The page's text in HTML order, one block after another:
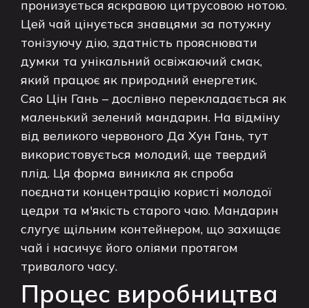
пронизується яскравою цитрусовою нотою.
Цей чай цінується знавцями за потужну
тонізуючу дію, здатність прояснювати
думки та унікальний освіжаючий смак,
який працює як природний енергетик.
Сяо Цін Гань – дослівно перекладається як
маленький зелений мандарин. На відміну
від великого червоного Да Хун Гань, тут
використовується молодий, ще твердий
плід. Ця форма виникла як спроба
поєднати концентрацію користі молодої
цедри та м'якість старого чаю. Мандарин
слугує щільним контейнером, що захищає
чай і насичує його оліями протягом
тривалого часу.
Процес виробництва